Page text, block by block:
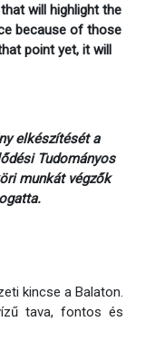
will highlight the
because of those
point yet, it will
elkészítését a
Tudományos
munkát végzők
kincse a Balaton.
tava, fontos és